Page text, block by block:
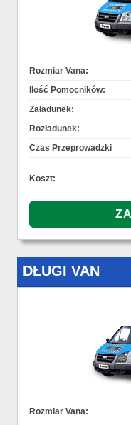
Rozmiar Vana:
Ilość Pomocników:
Załadunek:
Rozładunek:
Czas Przeprowadzki
Koszt:
DŁUGI VAN
Rozmiar Vana: